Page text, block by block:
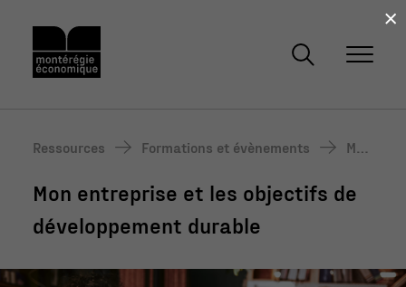
Ressources Formations et évènements
Mon
epri
ctif
Mon entreprise et les objectifs de
développement durable
×